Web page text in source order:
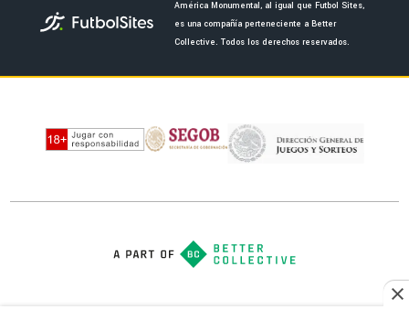
América Monumental, al igual que Futbol Sites,
es una compañía perteneciente a Better
Collective. Todos los derechos reservados.